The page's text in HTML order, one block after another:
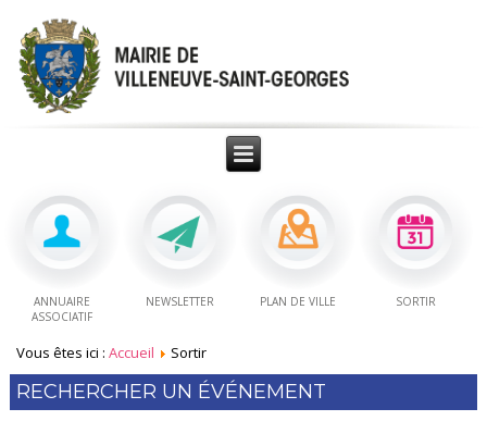
ANNUAIRE
ASSOCIATIF
NEWSLETTER PLAN DE VILLE SORTIR
Vous êtes ici :Accueil Sortir
RECHERCHER UN ÉVÉNEMENT